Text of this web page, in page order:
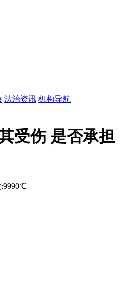
法治资讯 机构导航
受伤 是否承担